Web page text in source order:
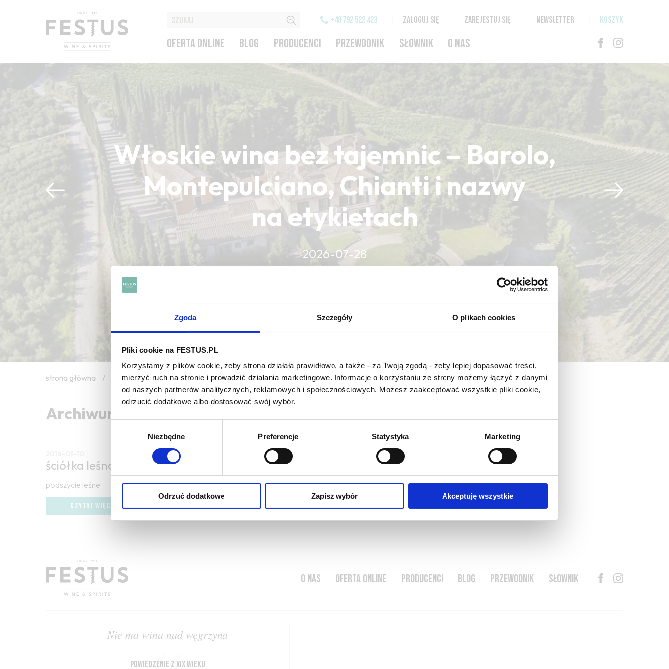
Zgoda Szczegóły O plikach cookies
Pliki cookie na FESTUS.PL
Korzystamy z plików cookie, żeby strona działała prawidłowo, a także - za Twoją zgodą - żeby lepiej dopasować treści,
mierzyć ruch na stronie i prowadzić działania marketingowe. Informacje o korzystaniu ze strony możemy łączyć z danymi
od naszych partnerów analitycznych, reklamowych i społecznościowych. Możesz zaakceptować wszystkie pliki cookie,
odrzucić dodatkowe albo dostosować swój wybór.
Niezbędne Preferencje Statystyka Marketing
Odrzuć dodatkowe Zapisz wybór Akceptuję wszystkie
+48 792 522 423 ZALOGUJ SIĘ ZAREJESTUJ SIĘ NEWSLETTER KOSZYK
OFERTA ONLINE BLOG PRODUCENCI PRZEWODNIK SŁOWNIK O NAS
Włoskie wina bez tajemnic – Barolo,
Montepulciano, Chianti i nazwy
na etykietach
2026-07-28
CZYTAJ WIĘCEJ
CZYTAJ WIĘCEJ
strona główna / humus
Archiwum wpisów tagu: humus
ściółka leśna
podszycie leśne
CZYTAJ WIĘCEJ
próchnica
2016-05-10
humus
CZYTAJ WIĘCEJ
O NAS OFERTA ONLINE PRODUCENCI BLOG PRZEWODNIK SŁOWNIK
Nie ma wina nad węgrzyna
powiedzenie z XIX wieku